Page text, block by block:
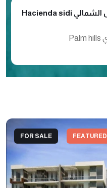
هاسيندا سيدي حنيش الساحل الشمالي Hacienda sidi
شركة بالم هيلز للتطوير العقاري Palm hills
FEATURED
FOR SALE